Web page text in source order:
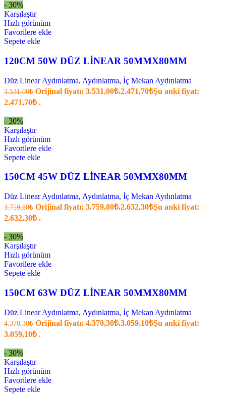
- 30%
Karşılaştır
Hızlı görünüm
Favorilere ekle
Sepete ekle
120CM 50W DÜZ LİNEAR 50MMX80MM
Düz Linear Aydınlatma, Aydınlatma, İç Mekan Aydınlatma
3.531,00₺ Orijinal fiyatı: 3.531,00₺.2.471,70₺Şu anki fiyat:
2.471,70₺ .
- 30%
Karşılaştır
Hızlı görünüm
Favorilere ekle
Sepete ekle
150CM 45W DÜZ LİNEAR 50MMX80MM
Düz Linear Aydınlatma, Aydınlatma, İç Mekan Aydınlatma
3.759,80₺ Orijinal fiyatı: 3.759,80₺.2.632,30₺Şu anki fiyat:
2.632,30₺ .
- 30%
Karşılaştır
Hızlı görünüm
Favorilere ekle
Sepete ekle
150CM 63W DÜZ LİNEAR 50MMX80MM
Düz Linear Aydınlatma, Aydınlatma, İç Mekan Aydınlatma
4.370,30₺ Orijinal fiyatı: 4.370,30₺.3.059,10₺Şu anki fiyat:
3.059,10₺ .
- 30%
Karşılaştır
Hızlı görünüm
Favorilere ekle
Sepete ekle